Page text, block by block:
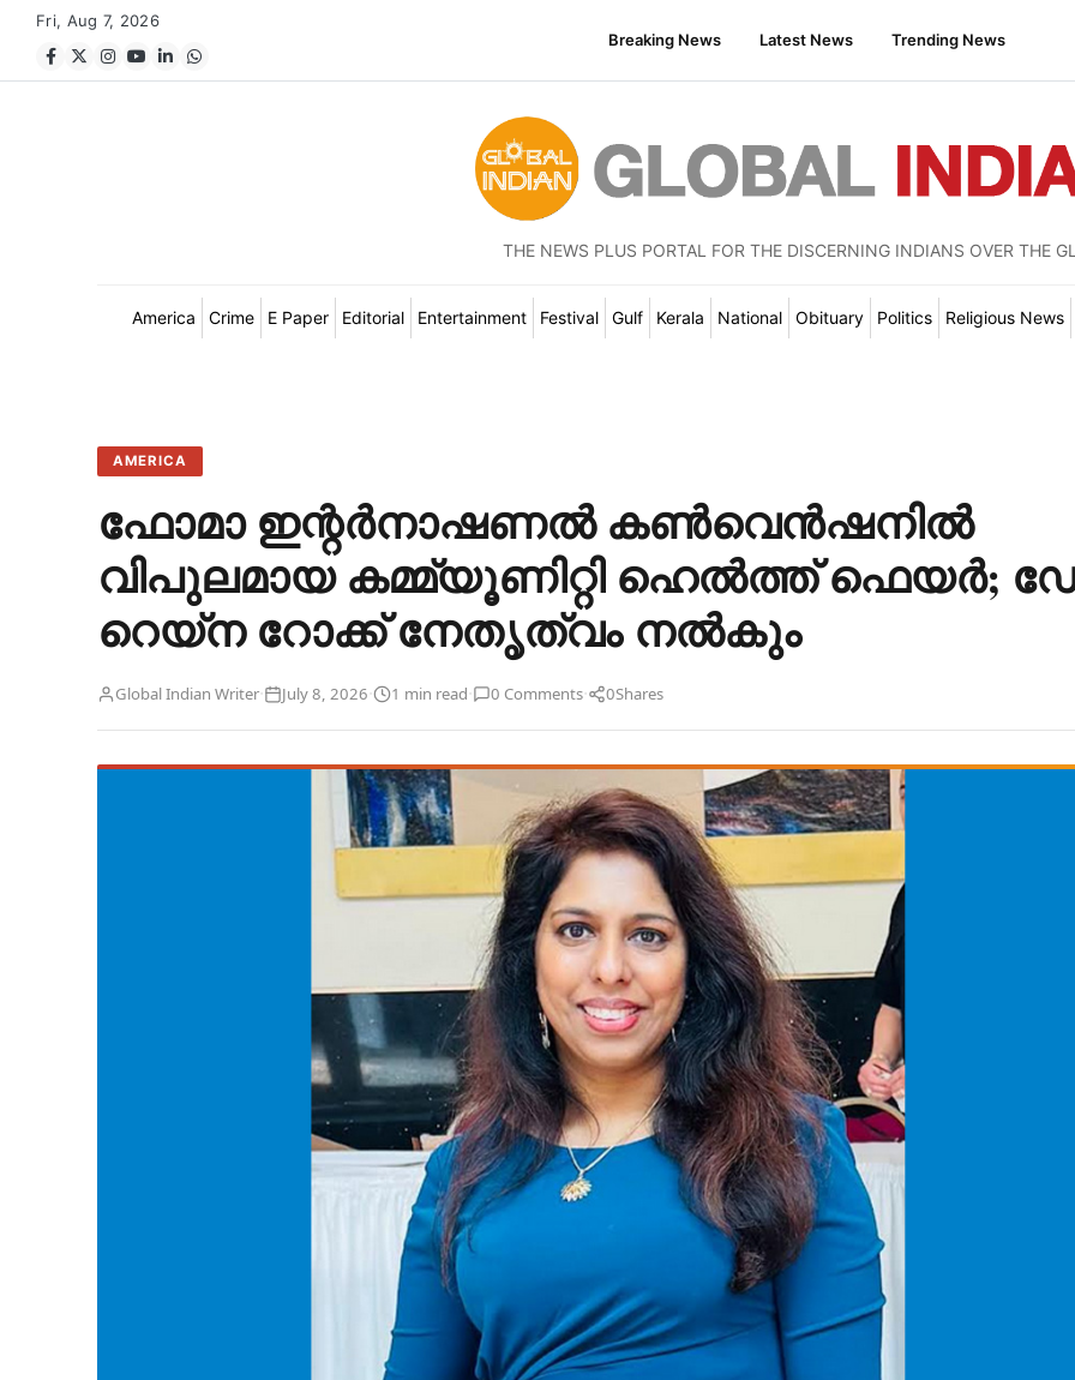
Fri, Aug 7, 2026
Breaking News
Latest News Trending News
THE NEWS PLUS PORTAL FOR THE DISCERNING INDIANS OVER THE
America Crime E Paper Editorial Entertainment Festival Gulf Kerala National Obituary Politics Religious News
AMERICA
ഫോമാ ഇന്റർനാഷണൽ കൺവെൻഷനിൽ
വിപുലമായ കമ്മ്യൂണിറ്റി ഹെൽത്ത് ഫെയർ;
റെയ്‌ന റോക്ക് നേതൃത്വം നൽകും
Global Indian Writer· July 8, 2026· 1 min read· 0 Comments· 0Shares